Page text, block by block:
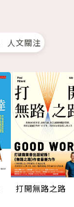
人文關注
打開無路之路